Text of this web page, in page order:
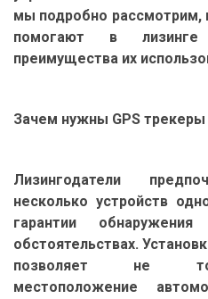
мы подробно рассмотрим,
помогают в
преимущества их
Зачем нужны GPS трекеры
Лизингодатели
несколько устройств
гарантии
обстоятельствах.
позволяет не
местоположение